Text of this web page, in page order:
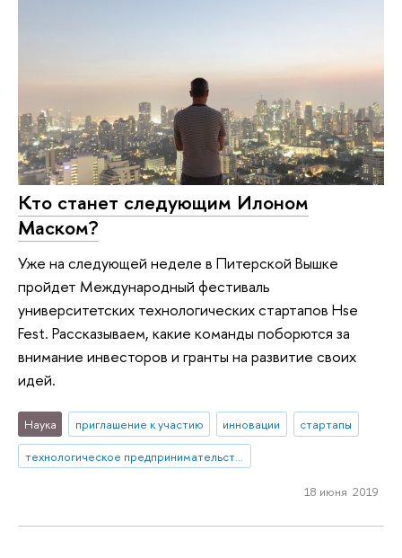
Кто станет следующим Илоном
Маском?
Уже на следующей неделе в Питерской Вышке
пройдет Международный фестиваль
университетских технологических стартапов Hse
Fest. Рассказываем, какие команды поборются за
внимание инвесторов и гранты на развитие своих
идей.
Наука приглашение к участию инновации
стартапы
технологическое предпринимательство
18 июня 2019